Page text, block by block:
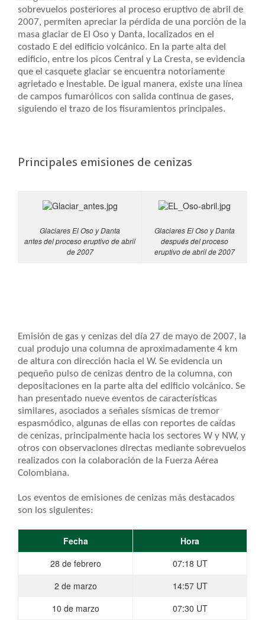
sobrevuelos posteriores al proceso eruptivo de abril de
2007, permiten apreciar la pérdida de una porción de la
masa glaciar de El Oso y Danta, localizados en el
costado E del edificio volcánico. En la parte alta del
edificio, entre los picos Central y La Cresta, se evidencia
que el casquete glaciar se encuentra notoriamente
agrietado e inestable. De igual manera, existe una línea
de campos fumarólicos con salida continua de gases,
siguiendo el trazo de los fisuramientos principales.
Principales emisiones de cenizas
Glaciares El Oso y Danta
antes del proceso eruptivo de abril
de 2007
Glaciares El Oso y Danta
después del proceso
eruptivo de abril de 2007
Emisión de gas y cenizas del día 27 de mayo de 2007, la
cual produjo una columna de aproximadamente 4 km
de altura con dirección hacia el W. Se evidencia un
pequeño pulso de cenizas dentro de la columna, con
depositaciones en la parte alta del edificio volcánico. Se
han presentado nueve eventos de características
similares, asociados a señales sísmicas de tremor
espasmódico, algunas de ellas con reportes de caídas
de cenizas, principalmente hacia los sectores W y NW, y
otros con observaciones directas mediante sobrevuelos
realizados con la colaboración de la Fuerza Aérea
Colombiana.
Los eventos de emisiones de cenizas más destacados
son los siguientes:
​Fecha
​Hora
​28 de febrero
07:18 UT​
​2 de marzo
​14:57 UT
​10 de marzo
​07:30 UT